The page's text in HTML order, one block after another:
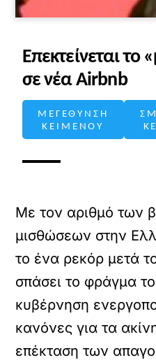
Επεκτείνεται το
σε νέα Airbnb
ΜΕΓΕΘΥΝΣΗ
ΚΕΙΜΕΝΟΥ
Με τον αριθμό των
μισθώσεων στην
το ένα ρεκόρ μετά
σπάσει το φράγμα
κυβέρνηση
κανόνες για τα
επέκταση των